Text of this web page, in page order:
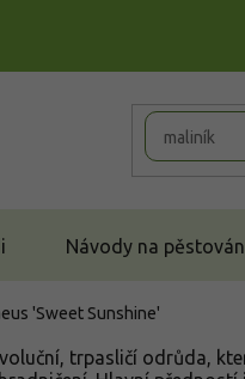
Návody na
'Sweet Sunshine'
trpasličí odrůda,